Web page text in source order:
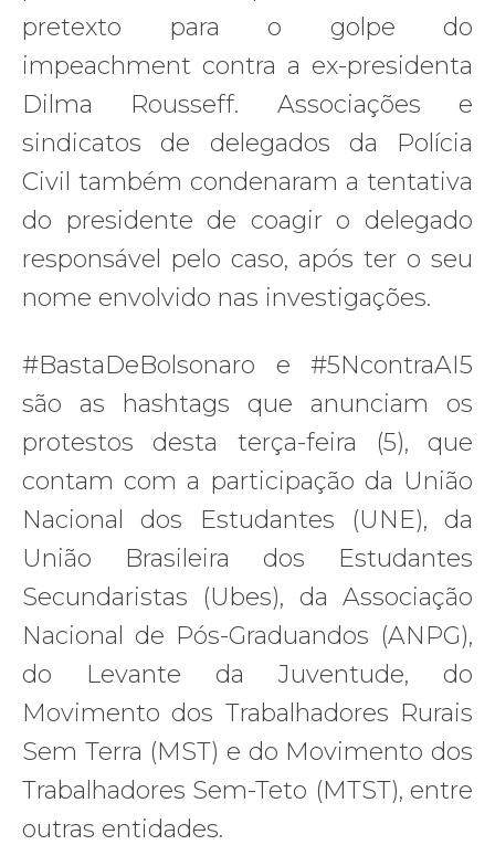
pretexto para o golpe do
impeachment contra a ex-presidenta
Dilma Rousseff. Associações e
sindicatos de delegados da Polícia
Civil também condenaram a tentativa
do presidente de coagir o delegado
responsável pelo caso, após ter o seu
nome envolvido nas investigações.
#BastaDeBolsonaro e #5NcontraAI5
são as hashtags que anunciam os
protestos desta terça-feira (5), que
contam com a participação da União
Nacional dos Estudantes (UNE), da
União Brasileira dos Estudantes
Secundaristas (Ubes), da Associação
Nacional de Pós-Graduandos (ANPG),
do Levante da Juventude, do
Movimento dos Trabalhadores Rurais
Sem Terra (MST) e do Movimento dos
Trabalhadores Sem-Teto (MTST), entre
outras entidades.